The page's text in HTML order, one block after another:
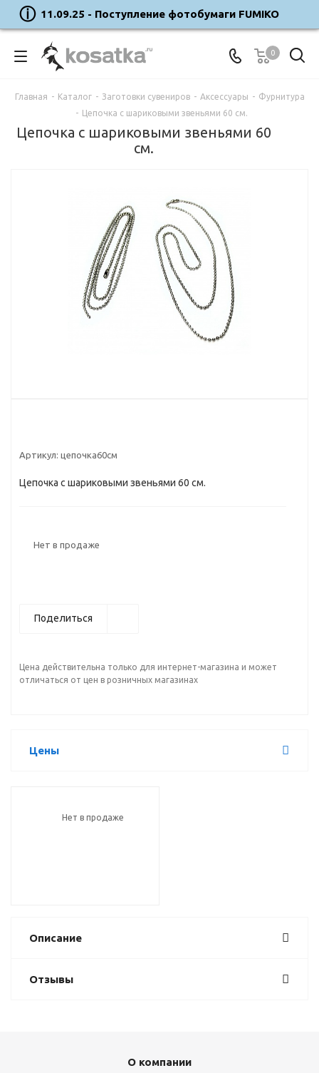
11.09.25 - Поступление фотобумаги FUMIKO
0
Главная - Каталог - Заготовки сувениров - Аксессуары - Фурнитура
- Цепочка с шариковыми звеньями 60 см.
Цепочка с шариковыми звеньями 60
см.
Артикул: цепочка60см
Цепочка с шариковыми звеньями 60 см.
Нет в продаже
Поделиться
Цена действительна только для интернет-магазина и может
отличаться от цен в розничных магазинах
Цены
Нет в продаже
Описание
Отзывы
О компании